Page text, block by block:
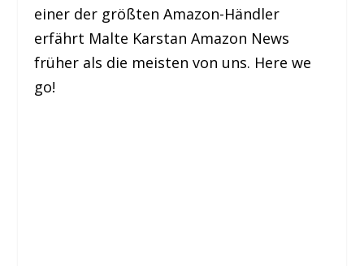
einer der größten Amazon-Händler
erfährt Malte Karstan Amazon News
früher als die meisten von uns. Here we
go!